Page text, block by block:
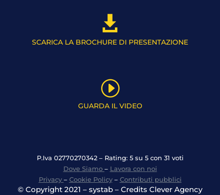

SCARICA LA BROCHURE DI PRESENTAZIONE
I
GUARDA IL VIDEO
P.Iva 02770270342 – Rating: 5 su 5 con 31 voti
Dove Siamo – Lavora con noi
Privacy – Cookie Policy– Contributi pubblici
© Copyright 2021 – systab – Credits Clever Agency